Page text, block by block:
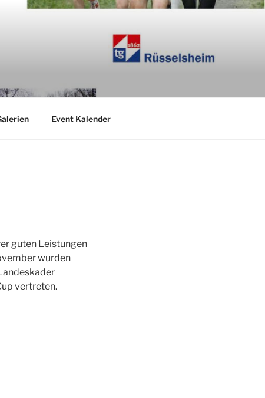
Event Kalender
guten Leistungen
wurden
vertreten.